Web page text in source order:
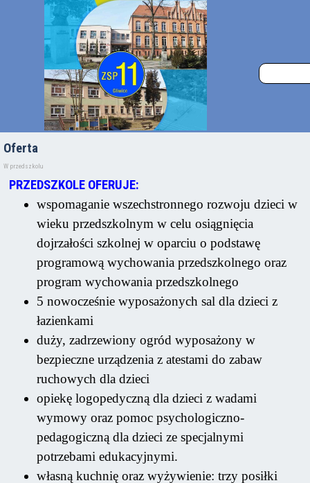
Oferta
W przedszkolu
PRZEDSZKOLE OFERUJE:
wspomaganie wszechstronnego rozwoju dzieci w
wieku przedszkolnym w celu osiągnięcia
dojrzałości szkolnej w oparciu o podstawę
programową wychowania przedszkolnego oraz
program wychowania przedszkolnego
5 nowocześnie wyposażonych sal dla dzieci z
łazienkami
duży, zadrzewiony ogród wyposażony w
bezpieczne urządzenia z atestami do zabaw
ruchowych dla dzieci
opiekę logopedyczną dla dzieci z wadami
wymowy oraz pomoc psychologiczno-
pedagogiczną dla dzieci ze specjalnymi
potrzebami edukacyjnymi.
własną kuchnię oraz wyżywienie: trzy posiłki